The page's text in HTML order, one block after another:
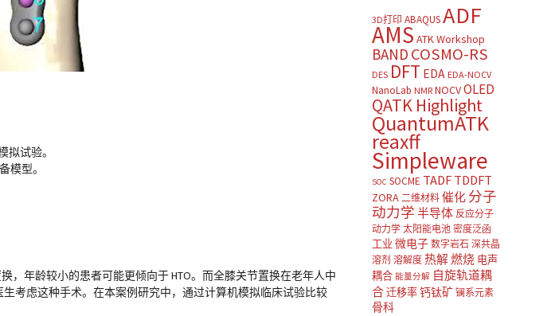
试验。
模型。
，年龄较小的患者可能更倾向于 HTO。而全膝关节置换在老年人中
考虑这种手术。在本案例研究中，通过计算机模拟临床试验比较
3D打印 ABAQUSADF
AMS ATK Workshop
BAND COSMO-RS
DES DFT EDA EDA-NOCV
NanoLab NMR NOCVOLED
QATK Highlight
QuantumATK
reaxff
Simpleware
SOC SOCME TADF TDDFT
ZORA 二维材料 催化 分子
动力学 半导体 反应分子
动力学 太阳能电池 密度泛函
工业 微电子 数字岩石 深共晶
溶剂 溶解度 热解燃烧 电声
耦合 能量分解 自旋轨道耦
合迁移率钙钛矿 镧系元素
骨科